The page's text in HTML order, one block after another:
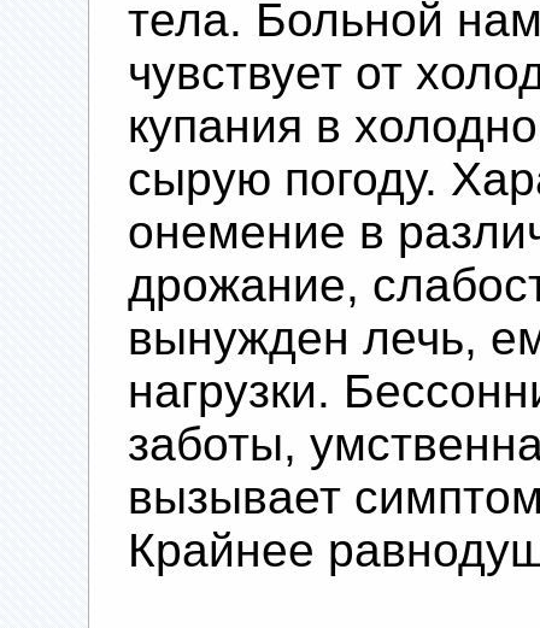
тела. Больной
чувствует от
купания в
сырую погоду.
онемение в
дрожание,
вынужден лечь,
нагрузки.
заботы,
вызывает
Крайнее